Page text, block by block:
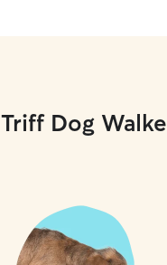
Triff Dog